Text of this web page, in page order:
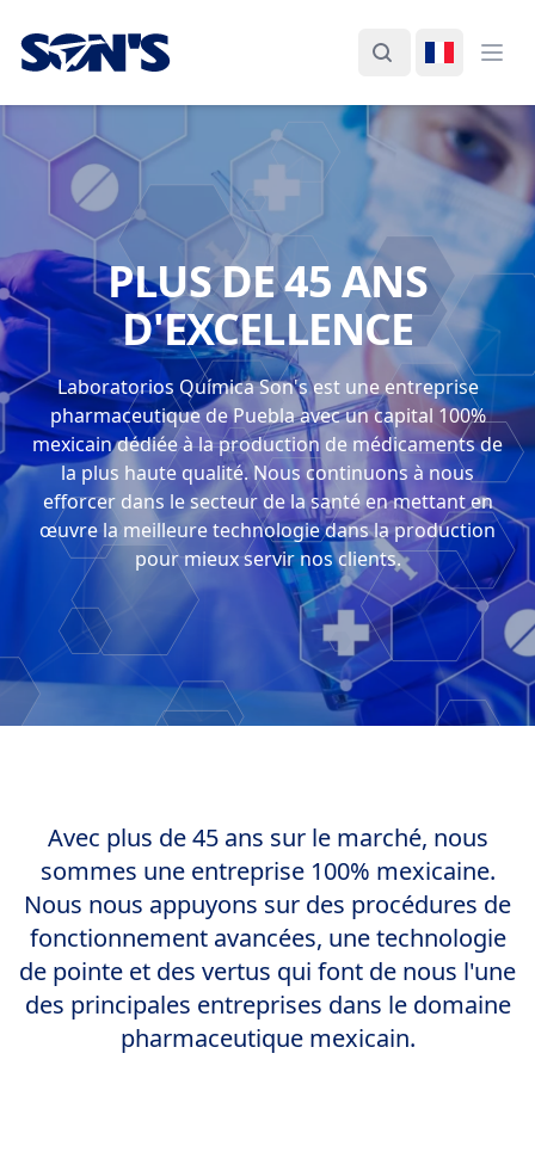
Laboratorios Química Son's
Rechercher
Changer
PLUS DE 45 ANS
D'EXCELLENCE
Laboratorios Química Son's est une entreprise
pharmaceutique de Puebla avec un capital 100%
mexicain dédiée à la production de médicaments de
la plus haute qualité. Nous continuons à nous
efforcer dans le secteur de la santé en mettant en
œuvre la meilleure technologie dans la production
pour mieux servir nos clients.
Avec plus de 45 ans sur le marché, nous
sommes une entreprise 100% mexicaine.
Nous nous appuyons sur des procédures de
fonctionnement avancées, une technologie
de pointe et des vertus qui font de nous l'une
des principales entreprises dans le domaine
pharmaceutique mexicain.